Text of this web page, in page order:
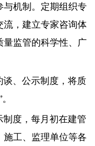
与机制。定期组织专
流，建立专家咨询体
量监管的科学性、广
谈、公示制度，将质
度，每月初在建管
工、监理单位等各